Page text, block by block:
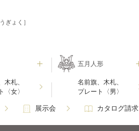
ぎょく］
五月人形
木札、
〈女〉
名前旗、木札、
プレート〈男〉
展示会 カタログ請求